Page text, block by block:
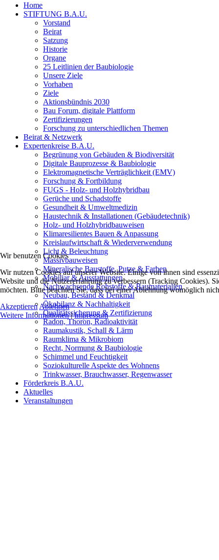
Home
STIFTUNG B.A.U.
Vorstand
Beirat
Satzung
Historie
Organe
25 Leitlinien der Baubiologie
Unsere Ziele
Vorhaben
Ziele
Aktionsbündnis 2030
Bau Forum, digitale Plattform
Zertifizierungen
Forschung zu unterschiedlichen Themen
Beirat & Netzwerk
Expertenkreise B.A.U.
Begrünung von Gebäuden & Biodiversität
Digitale Bauprozesse & Baubiologie
Elektromagnetische Verträglichkeit (EMV)
Forschung & Fortbildung
FUGS - Holz- und Holzhybridbau
Gerüche und Schadstoffe
Gesundheit & Umweltmedizin
Haustechnik & Installationen (Gebäudetechnik)
Holz- und Holzhybridbauweisen
Klimaresilientes Bauen & Anpassung
Kreislaufwirtschaft & Wiederverwendung
Licht & Beleuchtung
Massivbauweisen
Mineralische Baustoffe, Putze & Farben
Mobiliar & Ausstattungen
Nachwachsende Rohstoffe & Baumaterialien
Neubau, Bestand & Denkmal
Ökobilanz & Nachhaltigkeit
Qualitätssicherung & Zertifizierung
Radon, Thoron, Radioaktivität
Raumakustik, Schall & Lärm
Raumklima & Mikrobiom
Recht, Normung & Baubiologie
Schimmel und Feuchtigkeit
Soziokulturelle Aspekte des Wohnens
Trinkwasser, Brauchwasser, Regenwasser
Förderkreis B.A.U.
Aktuelles
Veranstaltungen
Wir benutzen Cookies
Wir nutzen Cookies auf unserer Website. Einige von ihnen sind
Website und die Nutzererfahrung zu verbessern (Tracking Cookies).
möchten. Bitte beachten Sie, dass bei einer Ablehnung womöglich
Akzeptieren Ablehnen
Weitere Informationen|Impressum